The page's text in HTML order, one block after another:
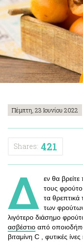
Πέμπτη, 23 Ιουνίου 2022
Shares: 421
Δ
εν θα
τους
τα
των
λιγότερο διάσημο
ασβέστιο από
βιταμίνη C , φυτικές